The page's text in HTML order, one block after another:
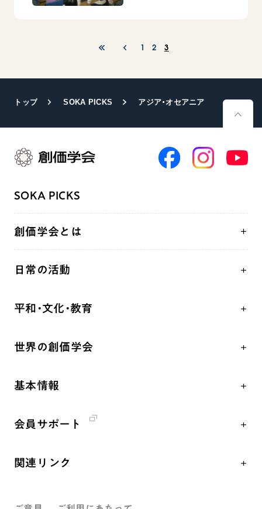
1 2 3
トップ SOKA PICKS アジア・オセアニア
SOKA PICKS
創価学会とは
祈り
聖典
釈尊～法華経
創価学会の三代会長
第2代会長・戸田城聖先生
日常の活動
座談会
仏法を語る
年間の活動について
彼岸
平和・文化・教育
「人権文化」「ジェンダー平等」を促進
人道支援
展示活動
世界の創価学会
基本情報
創価学会 社会憲章
会員サポート
関連リンク